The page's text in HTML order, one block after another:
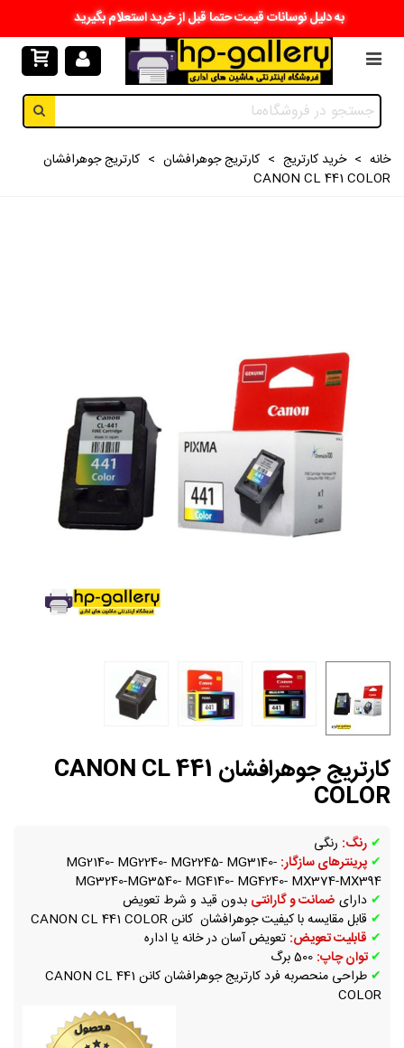
به دلیل نوسانات قیمت حتما قبل از خرید استعلام بگیرید
خانه > خرید کارتریج > کارتریج جوهرافشان > کارتریج جوهرافشان
CANON CL 441 COLOR
کارتریج جوهرافشان CANON CL 441
COLOR
✔ رنگ: رنگی
✔ پرینترهای سازگار: MG2140- MG2240- MG2245- MG3140-
MG3240-MG3540- MG4140- MG4240- MX374-MX394
✔ دارای ضمانت و گارانتی بدون قید و شرط تعویض
✔ قابل مقایسه با کیفیت جوهرافشان کانن CANON CL 441 COLOR
✔ قابلیت تعویض: تعویض آسان در خانه یا اداره
✔توان چاپ:
✔
طراحی منحصربه فرد کارتریج جوهرافشان کانن CANON CL 441
COLOR